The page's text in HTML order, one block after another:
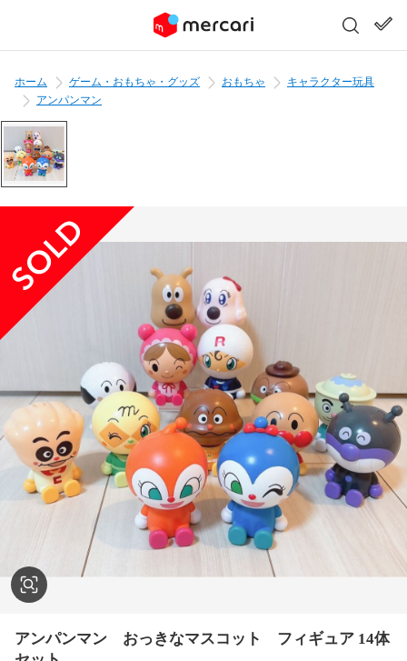
ホーム ゲーム・おもちゃ・グッズ おもちゃ
キャラクター玩具
アンパンマン
アンパンマン おっきなマスコット フィギュア 14体